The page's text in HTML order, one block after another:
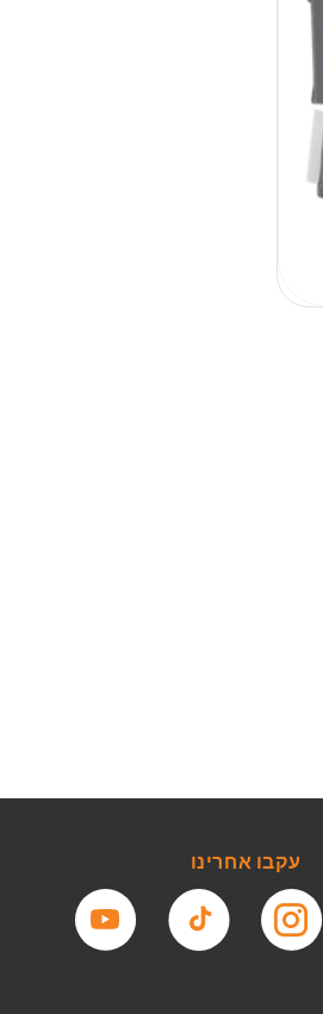
עקבו אחרינו
אינסטגרם טיקטוק יוטיוב